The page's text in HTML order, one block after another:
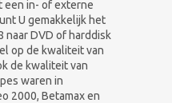
een in- of externe
U gemakkelijk het
naar DVD of harddisk
op de kwaliteit van
de kwaliteit van
waren in
2000, Betamax en